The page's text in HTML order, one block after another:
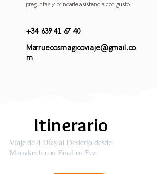
preguntas y brindarle asistencia con gusto.
+34 639 41 67 40
Marruecosmagicoviaje@gmail.co
m
Itinerario
Viaje de 4 Días al Desierto desde
Marrakech con Final en Fez